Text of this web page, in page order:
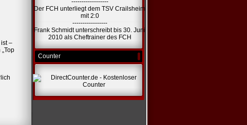
–
------------------
Der FCH unterliegt dem TSV Crailsheim
mit 2:0
-----------------
Frank Schmidt unterschreibt bis 30. Juni
2010 als Cheftrainer des FCH
Counter